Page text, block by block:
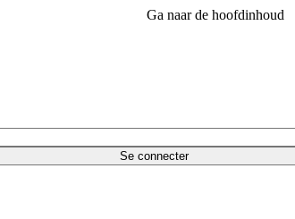
Ga naar de hoofdinhoud
Se connecter